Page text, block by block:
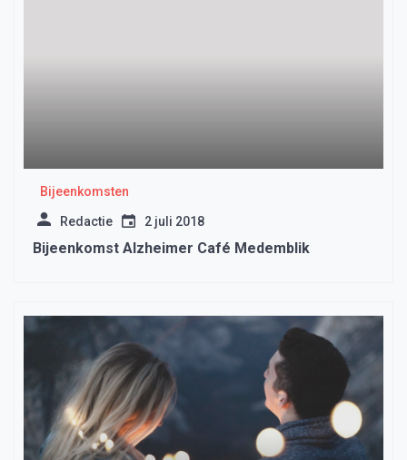
Bijeenkomsten
Redactie 2 juli 2018
Bijeenkomst Alzheimer Café Medemblik